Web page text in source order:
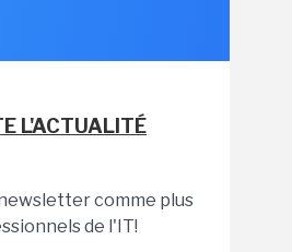
L'ACTUALITÉ
comme plus
de l'IT!